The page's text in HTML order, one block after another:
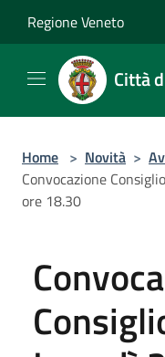
Regione Veneto
Città
Home > Novità >
Convocazione
ore 18.30